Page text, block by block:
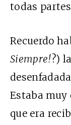
todas
Recuerdo
Siempre!?)
Estaba
que era